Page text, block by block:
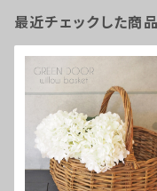
最近チェックした商品